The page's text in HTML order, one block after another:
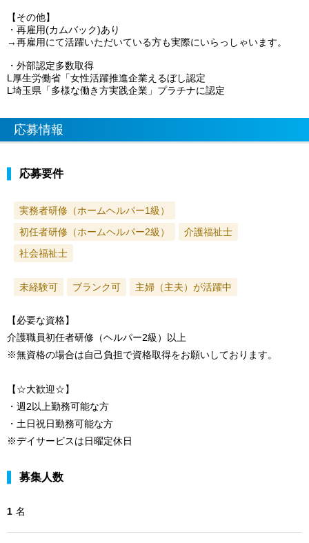
【その他】
・再雇用(カムバック)あり
→再雇用にて活躍いただいている方も実際にいらっしゃいます。
・外部認定多数取得
L厚生労働省「女性活躍推進企業えるぼし認定
L埼玉県「多様な働き方実践企業」プラチナに認定
応募情報
応募要件
実務者研修（ホームヘルパー1級）
初任者研修（ホームヘルパー2級）
介護福祉士
社会福祉士
未経験可 ブランク可 主婦（主夫）が活躍中
【必要な資格】
介護職員初任者研修（ヘルパー2級）以上
※無資格の場合は自己負担で資格取得をお願いしております。
【☆大歓迎☆】
・週2以上勤務可能な方
・土日祝日勤務可能な方
※デイサービスは日曜定休日
募集人数
1 名